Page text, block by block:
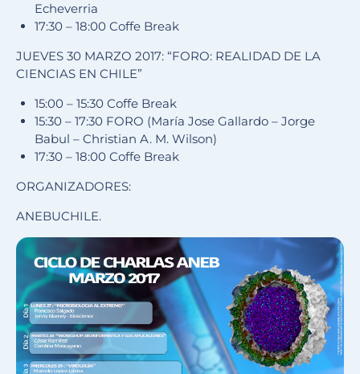
Echeverria
17:30 – 18:00 Coffe Break
JUEVES 30 MARZO 2017: “FORO: REALIDAD DE LA
CIENCIAS EN CHILE”
15:00 – 15:30 Coffe Break
15:30 – 17:30 FORO (María Jose Gallardo – Jorge
Babul – Christian A. M. Wilson)
17:30 – 18:00 Coffe Break
ORGANIZADORES:
ANEBUCHILE.